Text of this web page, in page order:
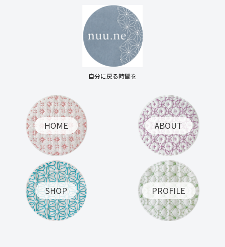
自分に戻る時間を
HOME ABOUT
SHOP PROFILE